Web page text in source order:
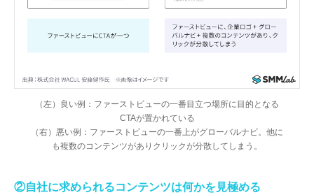
（左）良い例：ファーストビューの一番目立つ場所に目的となる
CTAが置かれている
（右）悪い例：ファーストビューの一番上がグローバルナビ。他に
も複数のコンテンツがありクリックが分散してしまう。
②自社に求められるコンテンツは何かを見極める